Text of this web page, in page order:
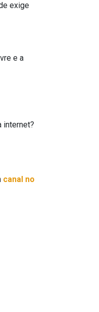
exige
e a
internet?
canal no